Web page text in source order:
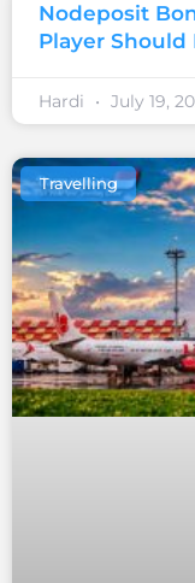
Nodeposit
Player Should
Hardi July 19,
Travelling